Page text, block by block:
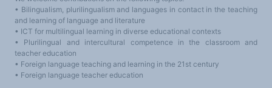
• Bilingualism, plurilingualism and languages in contact in the teaching
and learning of language and literature
• ICT for multilingual learning in diverse educational contexts
• Plurilingual and intercultural competence in the classroom and
teacher education
• Foreign language teaching and learning in the 21st century
• Foreign language teacher education